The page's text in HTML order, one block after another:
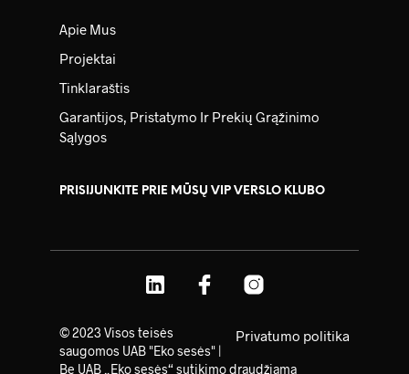
Apie Mus
Projektai
Tinklaraštis
Garantijos, Pristatymo Ir Prekių Grąžinimo
Sąlygos
PRISIJUNKITE PRIE MŪSŲ VIP VERSLO KLUBO
Privatumo politika
© 2023 Visos teisės
saugomos UAB "Eko sesės" |
Be UAB „Eko sesės“ sutikimo draudžiama